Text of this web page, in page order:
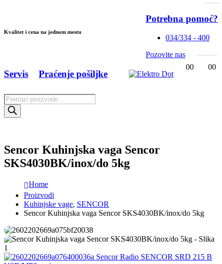
Kvalitet i cena na jednom mestu
Potrebna pomoć?
034/334 - 400
Pozovite nas
Products
search
Servis Praćenje pošiljke
00 00
Sencor Kuhinjska vaga Sencor
SKS4030BK/inox/do 5kg
Home
Proizvodi
Kuhinjske vage, SENCOR
Sencor Kuhinjska vaga Sencor SKS4030BK/inox/do 5kg
Sencor Radio SENCOR SRD 215 B